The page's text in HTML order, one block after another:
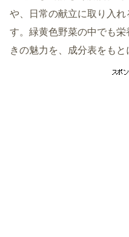
や、日常の献立に取り入
す。緑黄色野菜の中でも
きの魅力を、成分表をもと